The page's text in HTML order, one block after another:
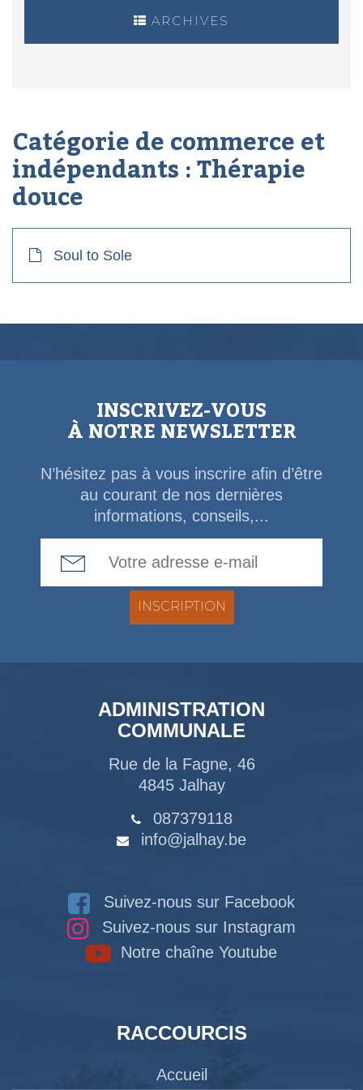
ARCHIVES
Catégorie de commerce et
indépendants :Thérapie
douce
Soul to Sole
INSCRIVEZ-VOUS
À NOTRE NEWSLETTER
N’hésitez pas à vous inscrire afin d’être
au courant de nos dernières
informations, conseils,...
ADMINISTRATION
COMMUNALE
Rue de la Fagne, 46
4845 Jalhay
087379118
info@jalhay.be
Suivez-nous sur Facebook
Suivez-nous sur Instagram
Notre chaîne Youtube
RACCOURCIS
Accueil